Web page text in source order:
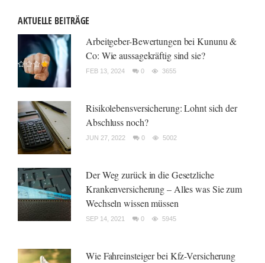
AKTUELLE BEITRÄGE
Arbeitgeber-Bewertungen bei Kununu &
Co: Wie aussagekräftig sind sie?
FEB 13, 2024 0 3655
Risikolebensversicherung: Lohnt sich der
Abschluss noch?
JUN 27, 2022 0 5002
Der Weg zurück in die Gesetzliche
Krankenversicherung – Alles was Sie zum
Wechseln wissen müssen
SEP 14, 2021 0 5945
Wie Fahreinsteiger bei Kfz-Versicherung